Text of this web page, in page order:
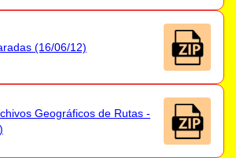
(16/06/12)
Geográficos de Rutas -